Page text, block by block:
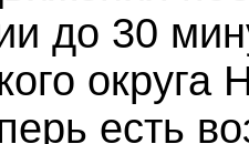
до 30
округа
есть